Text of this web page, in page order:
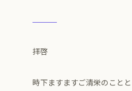
拝啓
時下ますますご清栄のこと